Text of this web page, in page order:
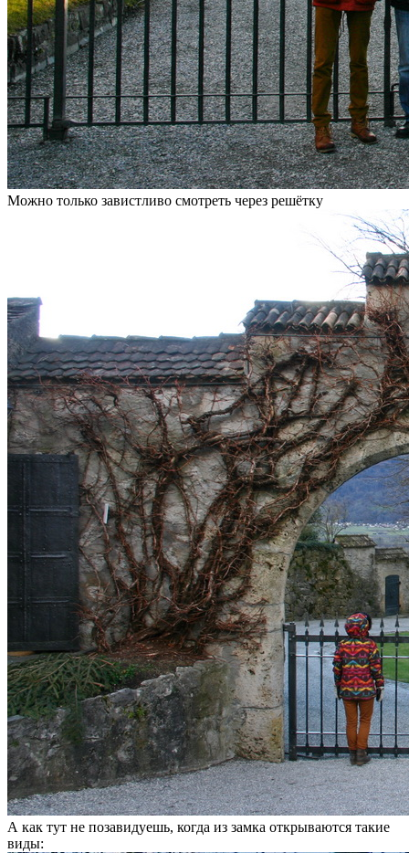
Можно только завистливо смотреть через решётку
А как тут не позавидуешь, когда из замка открываются такие
виды: